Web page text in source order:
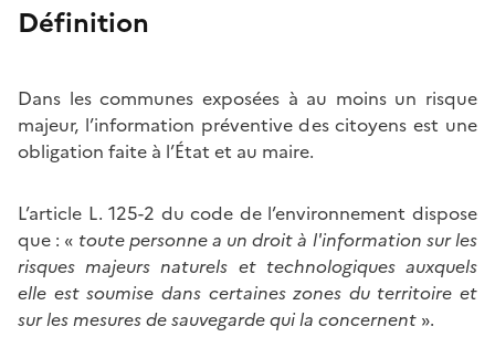
Définition
Dans les communes exposées à au moins un risque
majeur, l’information préventive des citoyens est une
obligation faite à l’État et au maire.
L’article L. 125-2 du code de l’environnement dispose
que : « toute personne a un droit à l'information sur les
risques majeurs naturels et technologiques auxquels
elle est soumise dans certaines zones du territoire et
sur les mesures de sauvegarde qui la concernent ».